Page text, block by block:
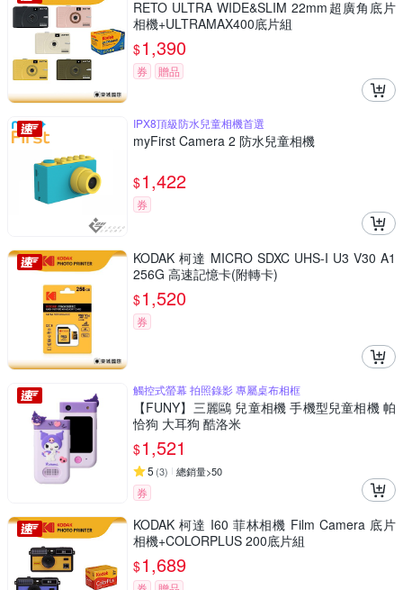
RETO ULTRA WIDE&SLIM 22mm超廣角底片
相機+ULTRAMAX400底片組
$1,390
券 贈品
IPX8頂級防水兒童相機首選
myFirst Camera 2 防水兒童相機
$1,422
券
KODAK 柯達 MICRO SDXC UHS-I U3 V30 A1
256G 高速記憶卡(附轉卡)
$1,520
券
觸控式螢幕 拍照錄影 專屬桌布相框
【FUNY】三麗鷗 兒童相機 手機型兒童相機 帕
恰狗 大耳狗 酷洛米
$1,521
5 (3) 總銷量>50
券
KODAK 柯達 I60 菲林相機 Film Camera 底片
相機+COLORPLUS 200底片組
$1,689